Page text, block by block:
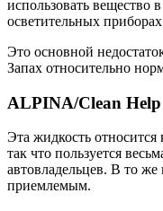
использовать вещество
осветительных
Это основной
Запах относительно
ALPINA/Clean Help
Эта жидкость
так что пользуется
автовладельцев. В то же
приемлемым.